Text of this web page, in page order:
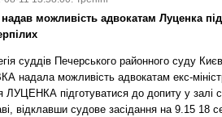
можливість адвокатам Луценка
суддів Печерського районного суду
надала можливість адвокатам екс-
ЛУЦЕНКА підготуватися до допиту у залі
відклавши судове засідання на 9.15 18